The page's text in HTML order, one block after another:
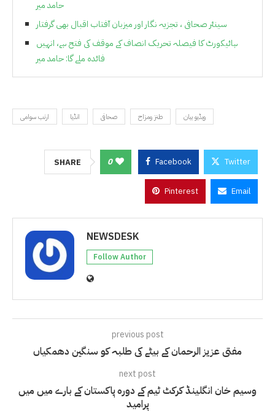
حامد میر
سینئر صحافی ، تجزیہ نگار اور میزبان آفتاب اقبال بھی گرفتار
ہائیکورٹ کا فیصلہ تحریک انصاف کے موقف کی فتح ہے، انہیں
فائدہ ملے گا: حامد میر
ارنب سوامی انڈیا صحافی طنز ومزاح ویڈیو بیان
SHARE 0 Facebook Twitter
Pinterest Email
NEWSDESK
Follow Author
previous post
مفتی عزیز الرحمان کے بیٹے کی طلبہ کو سنگین دھمکیاں
next post
وسیم خان انگلینڈ کرکٹ ٹیم کے دورہ پاکستان کے بارے میں میں
پرامید